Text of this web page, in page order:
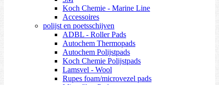
Koch Chemie - Marine Line
Accessoires
polijst en poetsschijven
ADBL - Roller Pads
Autochem Thermopads
Autochem Polijstpads
Koch Chemie Polijstpads
Lamsvel - Wool
Rupes foam/microvezel pads